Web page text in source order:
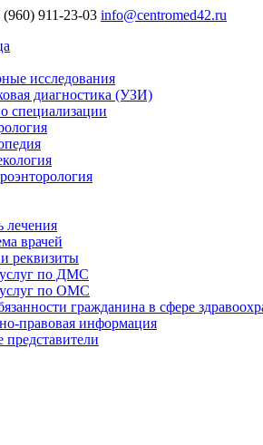
911-23-03 info@centromed42.ru
исследования
диагностика (УЗИ)
специализации
лечения
врачей
реквизиты
по ДМС
по ОМС
гражданина в сфере
правовая информация
представители